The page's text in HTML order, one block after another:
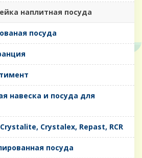
наплитная посуда
посуда
навеска и посуда для
Crystalex, Repast, RCR
посуда